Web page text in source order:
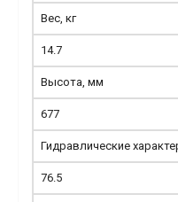
Вес, кг
14.7
Высота, мм
677
Гидравлические
76.5